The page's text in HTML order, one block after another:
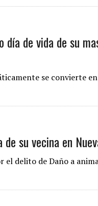
de vida de su
se convierte
su vecina en
delito de Daño a